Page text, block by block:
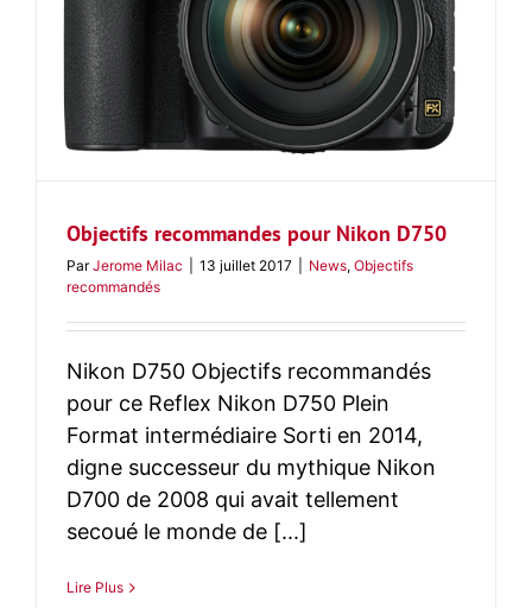
Objectifs recommandes pour Nikon D750
ParJerome Milac 13 juillet 2017 News, Objectifs
recommandés
Nikon D750 Objectifs recommandés
pour ce Reflex Nikon D750 Plein
Format intermédiaire Sorti en 2014,
digne successeur du mythique Nikon
D700 de 2008 qui avait tellement
secoué le monde de [...]
Lire Plus